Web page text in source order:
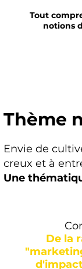
Tout
notions
Thème
Envie de
creux et à
Une
De la